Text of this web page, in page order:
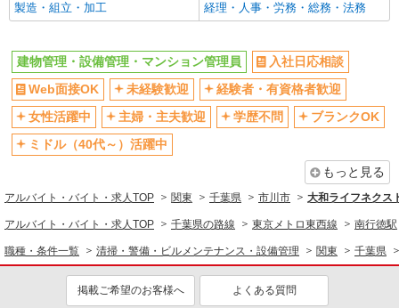
制服貸与
研修制度あり
清掃・警備・ビルメンテナンス・設備管理
建物管理・設備管理・マンション管理員
同じ特徴から求人を探す
ミドル（40代～）活躍中
上場企業・上場企業のグループ会
社
交通費支給
社会保険あり
製造・組立・加工 経理・人事・労務・総務・法務
建物管理・設備管理・マンション管理員
入社日応相談
Web面接OK
未経験歓迎
経験者・有資格者歓迎
女性活躍中
主婦・主夫歓迎 学歴不問
ブランクOK
ミドル（40代～）活躍中
もっと見る
アルバイト・バイト・求人TOP 関東 千葉県 市川市 大和ライフネク
アルバイト・バイト・求人TOP 千葉県の路線 東京メトロ東西線 南行徳駅
職種・条件一覧 清掃・警備・ビルメンテナンス・設備管理 関東 千葉県
掲載ご希望のお客様へ よくある質問